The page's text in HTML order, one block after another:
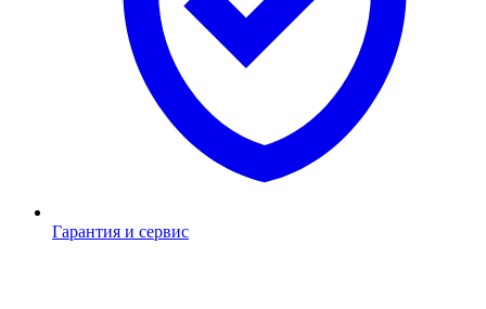
Гарантия и сервис